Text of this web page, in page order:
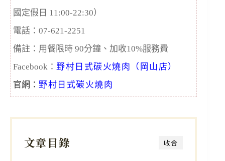
國定假日 11:00-22:30）
電話：07-621-2251
備註：用餐限時 90分鐘、加收10%服務費
Facebook： 野村日式碳火燒肉（岡山店）
官網： 野村日式碳火燒肉
收合
文章目錄